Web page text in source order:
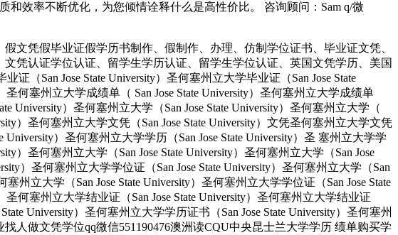
效率不断优化，为您倾情诠释什么是高性价比。 咨询顾问：Sam q/微
文凭假毕业证假学历书制作、假制作、办理、仿制学位证书、毕业证文凭、
凭认证学位认证、留学生学历认证、留学生学位认证、英国文凭学历、美国
（San Jose State University）圣何塞州立大学毕业证（San Jose State
何塞州立大学成绩单（ San Jose State University）圣何塞州立大学成绩单
University）圣何塞州立大学（San Jose State University）圣何塞州立大学（
）圣何塞州立大学文凭（San Jose State University）文凭圣何塞州立大学文凭
University）圣何塞州立大学学历（San Jose State University）圣 塞州立大学学
）圣何塞州立大学（San Jose State University）圣何塞州立大学（San Jose
）圣何塞州立大学学位证（San Jose State University）圣何塞州立大学（San
州立大学（San Jose State University）圣何塞州立大学学位证（San Jose State
何塞州立大学结业证（San Jose State University）圣何塞州立大学结业证
University）圣何塞州立大学学历证书（San Jose State University）圣何塞州
找人做文凭学位qq微信551190476澳洲读CQU中央昆士兰大学学历 绩单购买学